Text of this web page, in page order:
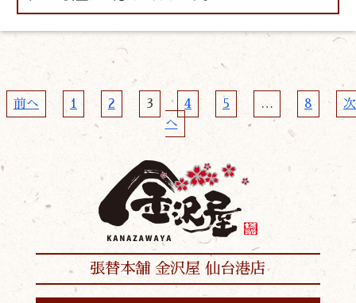
前へ 1 2 3 4 5 … 8
次
へ
張替本舗 金沢屋 仙台港店